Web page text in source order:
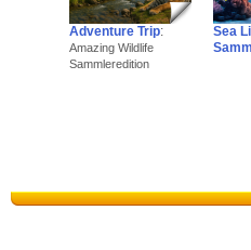
Adventure Trip:
Amazing Wildlife
Sammleredition
Sea